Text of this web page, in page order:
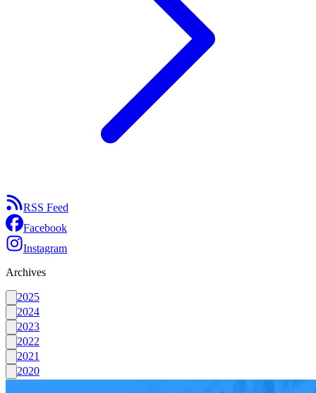
RSS Feed
Facebook
Instagram
Archives
2025
2024
2023
2022
2021
2020